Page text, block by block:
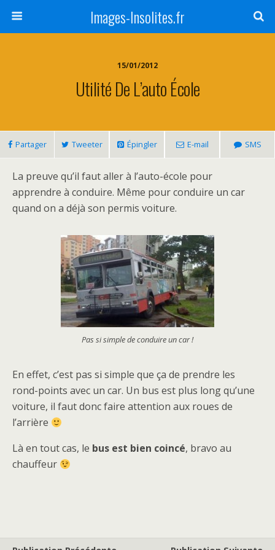
Images-Insolites.fr
15/01/2012
Utilité De L’auto École
Partager Tweeter Épingler E-mail SMS
La preuve qu’il faut aller à l’auto-école pour
apprendre à conduire. Même pour conduire un car
quand on a déjà son permis voiture.
Pas si simple de conduire un car !
En effet, c’est pas si simple que ça de prendre les
rond-points avec un car. Un bus est plus long qu’une
voiture, il faut donc faire attention aux roues de
l’arrière
Là en tout cas, le bus est bien coincé, bravo au
chauffeur